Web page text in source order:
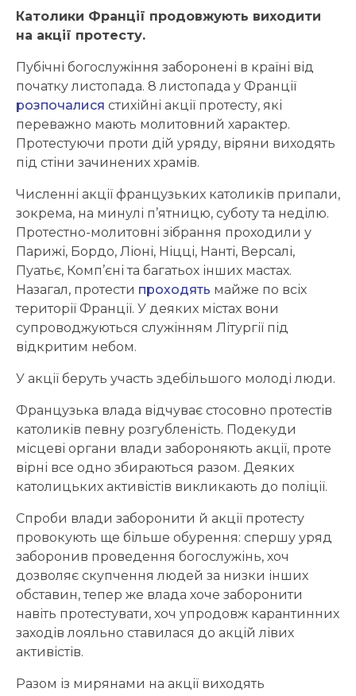
Католики Франції продовжують виходити
на акції протесту.
Пубічні богослужіння заборонені в країні від
початку листопада. 8 листопада у Франції
розпочалися стихійні акції протесту, які
переважно мають молитовний характер.
Протестуючи проти дій уряду, віряни виходять
під стіни зачинених храмів.
Численні акції французьких католиків припали,
зокрема, на минулі п’ятницю, суботу та неділю.
Протестно-молитовні зібрання проходили у
Парижі, Бордо, Ліоні, Ніцці, Нанті, Версалі,
Пуатьє, Комп’єні та багатьох інших мастах.
Назагал, протести проходять майже по всіх
території Франції. У деяких містах вони
супроводжуються служінням Літургії під
відкритим небом.
У акції беруть участь здебільшого молоді люди.
Французька влада відчуває стосовно протестів
католиків певну розгубленість. Подекуди
місцеві органи влади забороняють акції, проте
вірні все одно збираються разом. Деяких
католицьких активістів викликають до поліції.
Спроби влади заборонити й акції протесту
провокують ще більше обурення: спершу уряд
заборонив проведення богослужінь, хоч
дозволяє скупчення людей за низки інших
обставин, тепер же влада хоче заборонити
навіть протестувати, хоч упродовж карантинних
заходів лояльно ставилася до акцій лівих
активістів.
Разом із мирянами на акції виходять